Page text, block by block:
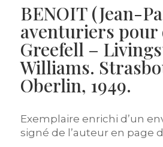
BENOIT (Jean-
aventuriers pour
Greefell –
Williams.
Oberlin, 1949.
Exemplaire enrichi d’un
signé de l’auteur en page